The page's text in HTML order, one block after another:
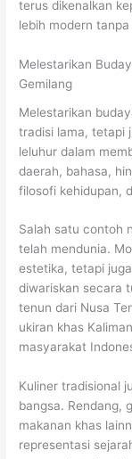
terus dikenalkan
lebih modern
Melestarikan
Gemilang
Melestarikan
tradisi lama, tetapi
leluhur dalam
daerah, bahasa,
filosofi kehidupan,
Salah satu contoh
telah mendunia.
estetika, tetapi
diwariskan secara
tenun dari Nusa
ukiran khas
masyarakat
Kuliner tradisional
bangsa. Rendang,
makanan khas
representasi